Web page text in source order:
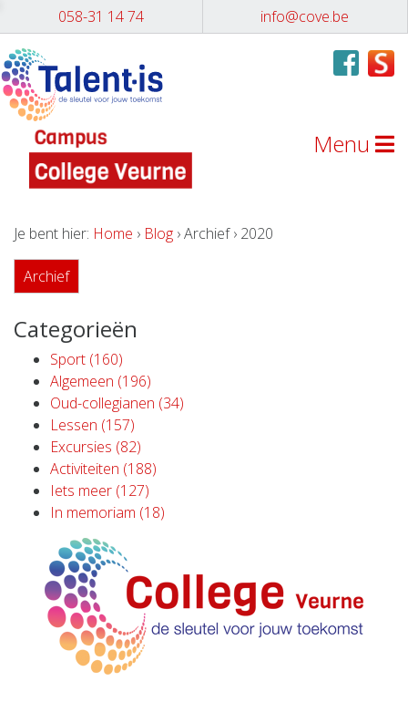
058-31 14 74 info@cove.be
Menu
Je bent hier: Home › Blog › Archief › 2020
Archief
Categorieën
Sport (160)
Algemeen (196)
Oud-collegianen (34)
Lessen (157)
Excursies (82)
Activiteiten (188)
Iets meer (127)
In memoriam (18)